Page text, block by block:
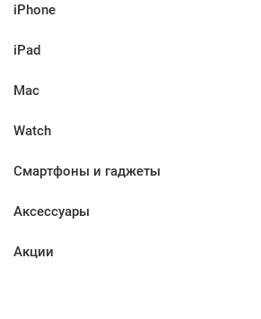
iPhone
iPad
Mac
Watch
Смартфоны и гаджеты
Аксессуары
Акции